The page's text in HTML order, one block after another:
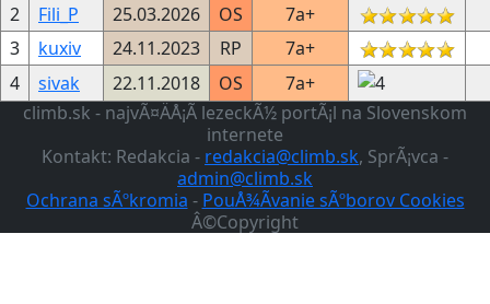
2
Fili_P 25.03.2026 OS
7a+
3
kuxiv 24.11.2023 RP
7a+
4
sivak 22.11.2018 OS
7a+
climb.sk - najvÃ¤ÄÅ¡Ã­ lezeckÃ½ portÃ¡l na Slovenskom
internete
Kontakt: Redakcia - redakcia@climb.sk, SprÃ¡vca -
admin@climb.sk
Ochrana sÃºkromia - PouÅ¾Ã­vanie sÃºborov Cookies
Â©Copyright